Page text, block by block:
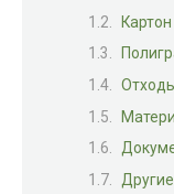
Картон